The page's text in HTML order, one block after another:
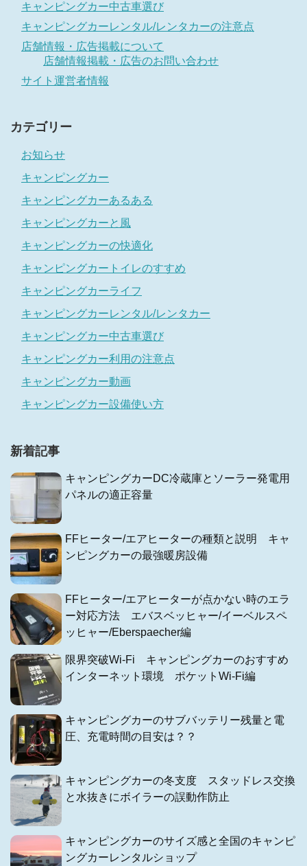
キャンピングカー中古車選び
キャンピングカーレンタル/レンタカーの注意点
店舗情報・広告掲載について
店舗情報掲載・広告のお問い合わせ
サイト運営者情報
カテゴリー
お知らせ
キャンピングカー
キャンピングカーあるある
キャンピングカーと風
キャンピングカーの快適化
キャンピングカートイレのすすめ
キャンピングカーライフ
キャンピングカーレンタル/レンタカー
キャンピングカー中古車選び
キャンピングカー利用の注意点
キャンピングカー動画
キャンピングカー設備使い方
新着記事
キャンピングカーDC冷蔵庫とソーラー発電用
パネルの適正容量
FFヒーター/エアヒーターの種類と説明 キャ
ンピングカーの最強暖房設備
FFヒーター/エアヒーターが点かない時のエラ
ー対応方法 エバスベッヒャー/イーベルスペ
ッヒャー/Eberspaecher編
限界突破Wi-Fi キャンピングカーのおすすめ
インターネット環境 ポケットWi-Fi編
キャンピングカーのサブバッテリー残量と電
圧、充電時間の目安は？？
キャンピングカーの冬支度 スタッドレス交換
と水抜きにボイラーの誤動作防止
キャンピングカーのサイズ感と全国のキャンピ
ングカーレンタルショップ